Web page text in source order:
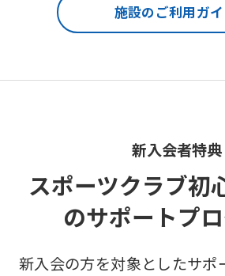
施設のご利用ガ
新入会者特典
スポーツクラブ初
のサポートプ
新入会の方を対象としたサポ
of
will
be
so